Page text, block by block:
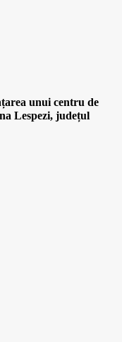
unui centru de
Lespezi, județul